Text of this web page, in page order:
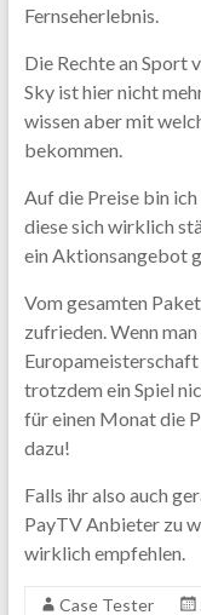
Fernseherlebnis.
Die Rechte an Sport
Sky ist hier nicht
wissen aber mit
bekommen.
Auf die Preise bin
diese sich wirklich
ein Aktionsangebot
Vom gesamten
zufrieden. Wenn
Europameisterschaft
trotzdem ein Spiel
für einen Monat die
dazu!
Falls ihr also auch
PayTV Anbieter zu
wirklich empfehlen.
Case Tester